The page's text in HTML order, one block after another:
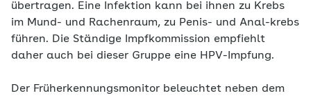
übertragen. Eine Infektion kann bei ihnen zu Krebs
im Mund- und Rachenraum, zu Penis- und Anal-krebs
führen. Die Ständige Impfkommission empfiehlt
daher auch bei dieser Gruppe eine HPV-Impfung.
Der Früherkennungsmonitor beleuchtet neben dem